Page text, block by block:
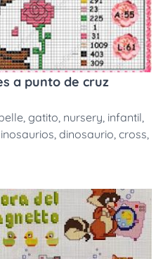
a punto de cruz
, gatito, nursery, infantil,
, dinosaurio, cross,